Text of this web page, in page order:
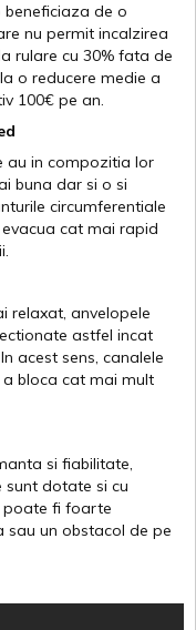
beneficiaza de o
nu permit incalzirea
rulare cu 30% fata de
o reducere medie a
100€ pe an.
au in compozitia lor
buna dar si o si
circumferentiale
cat mai rapid
relaxat, anvelopele
astfel incat
acest sens, canalele
a bloca cat mai mult
si fiabilitate,
sunt dotate si cu
poate fi foarte
sau un obstacol de pe